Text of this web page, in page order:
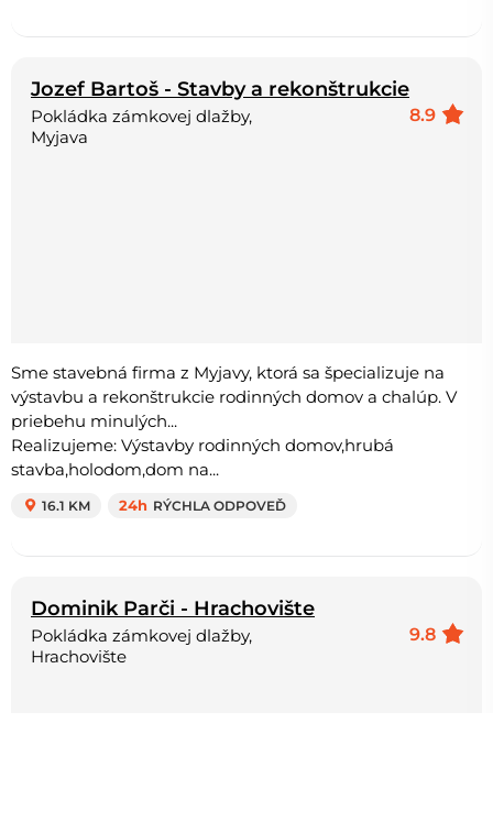
Jozef Bartoš - Stavby a rekonštrukcie
8.9
Pokládka zámkovej dlažby,
Myjava
Sme stavebná firma z Myjavy, ktorá sa špecializuje na
výstavbu a rekonštrukcie rodinných domov a chalúp. V
priebehu minulých...
Realizujeme: Výstavby rodinných domov,hrubá
stavba,holodom,dom na...
16.1 KM 24h RÝCHLA ODPOVEĎ
Dominik Parči - Hrachovište
9.8
Pokládka zámkovej dlažby,
Hrachovište